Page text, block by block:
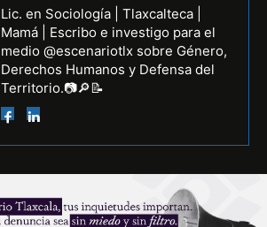
Lic. en Sociología | Tlaxcalteca |
Mamá | Escribo e investigo para el
medio @escenariotlx sobre Género,
Derechos Humanos y Defensa del
Territorio.📷🔎📝